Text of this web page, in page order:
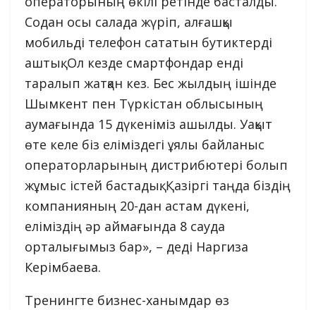
Содан осы салада жүріп, алғашқы
мобильді телефон сататын бутиктерді
аштық. Ол кезде смартфондар енді
таралып жатқан кез. Бес жылдың ішінде
Шымкент пен Түркістан облысының
аумағында 15 дүкеніміз ашылды. Уақыт
өте келе біз еліміздегі ұялы байланыс
операторларының дистрибютері болып
жұмыс істей бастадық. Қазіргі таңда біздің
компанияның 20-дан астам дүкені,
еліміздің әр аймағында 8 сауда
орталығымыз бар», – деді Наргиза
Керімбаева.
Тренингте бизнес-ханымдар өз